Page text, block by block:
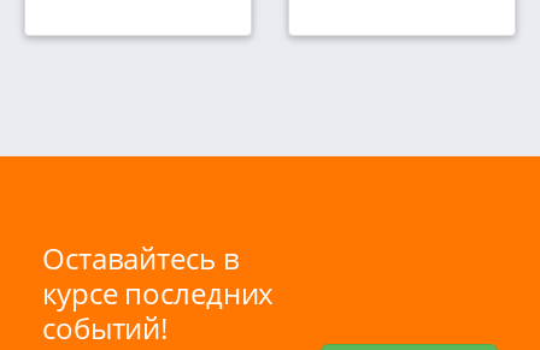
Оставайтесь в
курсе последних
событий!